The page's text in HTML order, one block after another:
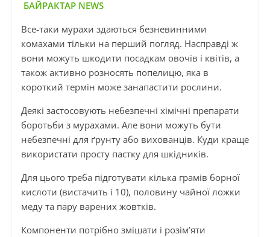
БАЙРАКТАР NEWS
Все-таки мурахи здаються безневинними
комахами тільки на перший погляд. Насправді ж
вони можуть шкодити посадкам овочів і квітів, а
також активно розносять попелицю, яка в
короткий термін може занапастити рослини.
Деякі застосовують небезпечні хімічні препарати
боротьби з мурахами. Але вони можуть бути
небезпечні для ґрунту або вихованців. Куди краще
використати просту пастку для шкідників.
Для цього треба підготувати кілька грамів борної
кислоти (вистачить і 10), половину чайної ложки
меду та пару варених жовтків.
Компоненти потрібно змішати і розім’яти